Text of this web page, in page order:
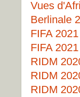
Vues
Berlinale
FIFA
FIFA
RIDM
RIDM
RIDM